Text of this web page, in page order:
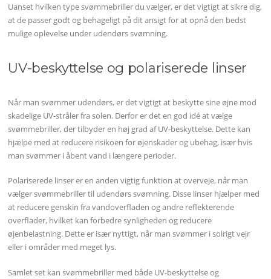
Uanset hvilken type svømmebriller du vælger, er det vigtigt at sikre dig,
at de passer godt og behageligt på dit ansigt for at opnå den bedst
mulige oplevelse under udendørs svømning.
UV-beskyttelse og polariserede linser
Når man svømmer udendørs, er det vigtigt at beskytte sine øjne mod
skadelige UV-stråler fra solen. Derfor er det en god idé at vælge
svømmebriller, der tilbyder en høj grad af UV-beskyttelse. Dette kan
hjælpe med at reducere risikoen for øjenskader og ubehag, især hvis
man svømmer i åbent vand i længere perioder.
Polariserede linser er en anden vigtig funktion at overveje, når man
vælger svømmebriller til udendørs svømning. Disse linser hjælper med
at reducere genskin fra vandoverfladen og andre reflekterende
overflader, hvilket kan forbedre synligheden og reducere
øjenbelastning. Dette er især nyttigt, når man svømmer i solrigt vejr
eller i områder med meget lys.
Samlet set kan svømmebriller med både UV-beskyttelse og